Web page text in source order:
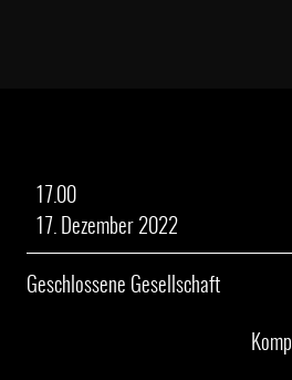
Geschlossene
Gesellschaft
17.00
17. Dezember 2022
Geschlossene Gesellschaft